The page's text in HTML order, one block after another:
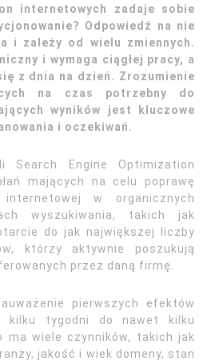
internetowych zadaje sobie
Odpowiedź na nie
i zależy od wielu zmiennych.
i wymaga ciągłej pracy, a
z dnia na dzień. Zrozumienie
na czas potrzebny do
wyników jest kluczowe
i oczekiwań.
Search Engine Optimization
mających na celu poprawę
w organicznych
wyszukiwania, takich jak
do jak największej liczby
którzy aktywnie poszukują
przez daną firmę.
pierwszych efektów
kilku tygodni do nawet kilku
ma wiele czynników, takich jak
jakość i wiek domeny, stan